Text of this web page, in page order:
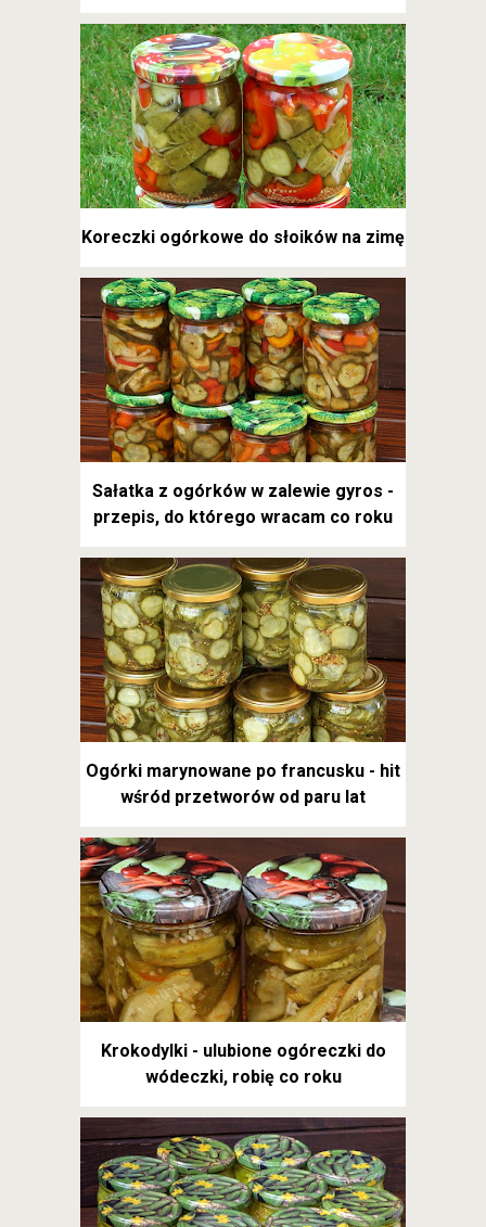
Koreczki ogórkowe do słoików na zimę
Sałatka z ogórków w zalewie gyros -
przepis, do którego wracam co roku
Ogórki marynowane po francusku - hit
wśród przetworów od paru lat
Krokodylki - ulubione ogóreczki do
wódeczki, robię co roku